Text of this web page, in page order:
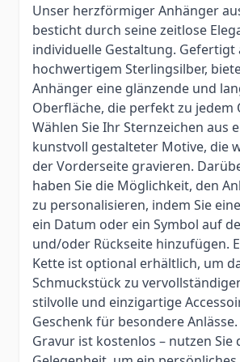
Unser herzförmiger Anhänger
besticht durch seine zeitlose
individuelle Gestaltung. Gefertigt
hochwertigem Sterlingsilber,
Anhänger eine glänzende und
Oberfläche, die perfekt zu jedem
Wählen Sie Ihr Sternzeichen aus
kunstvoll gestalteter Motive, die
der Vorderseite gravieren.
haben Sie die Möglichkeit, den
zu personalisieren, indem Sie
ein Datum oder ein Symbol auf
und/oder Rückseite hinzufügen.
Kette ist optional erhältlich, um
Schmuckstück zu
stilvolle und einzigartige
Geschenk für besondere
Gravur ist kostenlos – nutzen Sie